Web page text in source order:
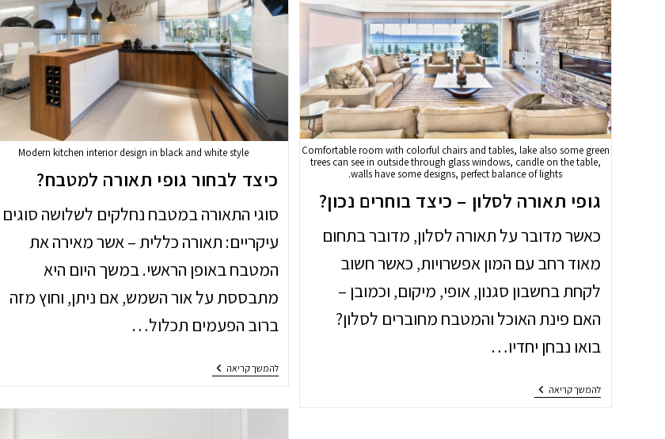
Comfortable room with colorful chairs and tables, lake also some green
trees can see in outside through glass windows, candle on the table,
walls have some designs, perfect balance of lights.
גופי תאורה לסלון – כיצד בוחרים נכון?
כאשר מדובר על תאורה לסלון, מדובר בתחום
מאוד רחב עם המון אפשרויות, כאשר חשוב
לקחת בחשבון סגנון, אופי, מיקום, וכמובן –
האם פינת האוכל והמטבח מחוברים לסלון?
בואו נבחן יחדיו…
להמשך קריאהגופי
תאורה
Modern kitchen interior design in black and white style
כיצד לבחור גופי תאורה למטבח?
סוגי התאורה במטבח נחלקים לשלושה סוגים
עיקריים: תאורה כללית – אשר מאירה את
המטבח באופן הראשי. במשך היום היא
מתבססת על אור השמש, אם ניתן, וחוץ מזה
ברוב הפעמים תכלול…
להמשך קריאה כיצד
לבחור
תאורה